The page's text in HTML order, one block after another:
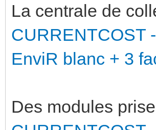
La centrale de
CURRENTCOST
EnviR blanc + 3
Des modules